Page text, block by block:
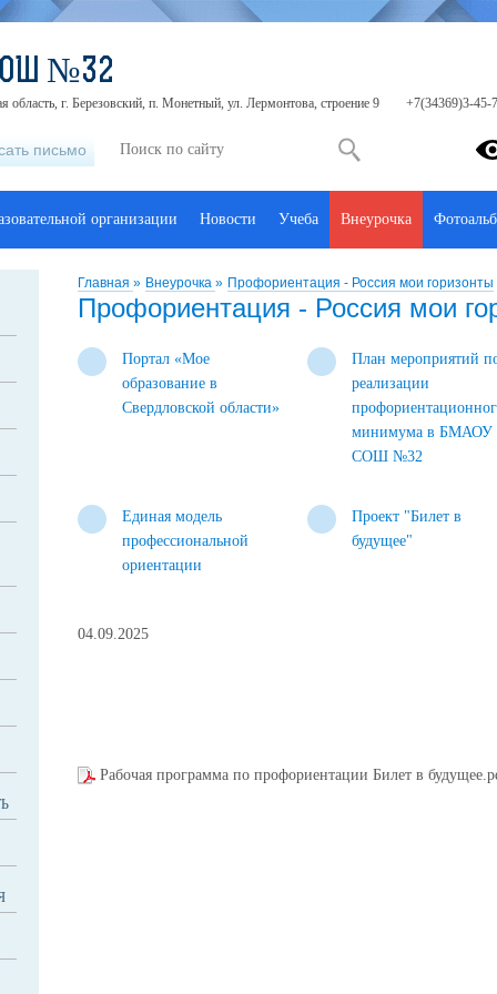
Главная » Внеурочка » Профориентация - Россия мои горизонты
Профориентация - Россия мои
Портал «Мое
образование в
Свердловской области»
План мероприятий
реализации
минимума в БМАОУ
СОШ №32
Единая модель
профессиональной
ориентации
Проект "Билет в
будущее"
04.09.2025
Рабочая программа по профориентации Билет в
№32
область, г. Березовский, п. Монетный, ул. Лермонтова, строение 9 +7(34369)3-45-
письмо
организации Новости Учеба Внеурочка